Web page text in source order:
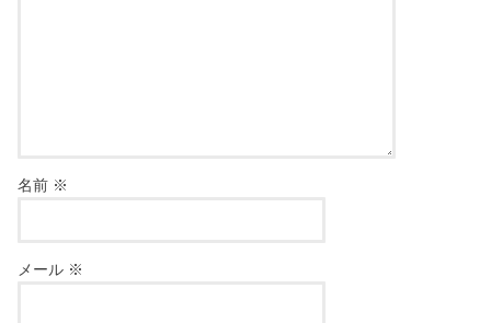
名前 ※
メール ※